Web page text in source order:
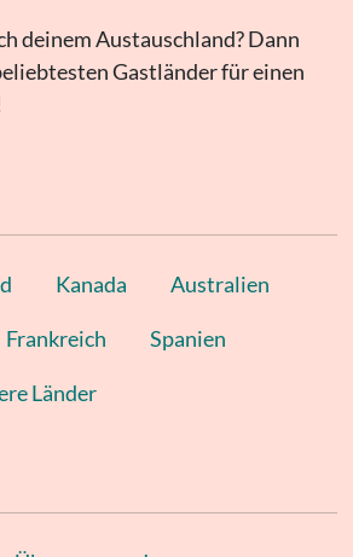
deinem Austauschland? Dann
Gastländer für einen
Kanada Australien
Frankreich Spanien
Länder